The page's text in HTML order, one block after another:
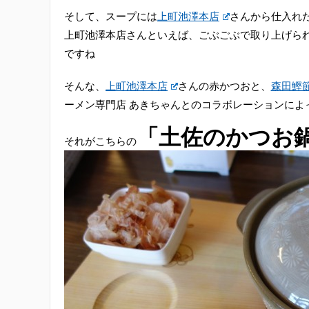
そして、スープには上町池澤本店
さんから仕入れ
上町池澤本店さんといえば、ごぶごぶで取り上げら
ですね
そんな、 上町池澤本店 さんの赤かつおと、 森田鰹
ーメン専門店 あきちゃんとのコラボレーションに
それがこちらの 「土佐のかつ